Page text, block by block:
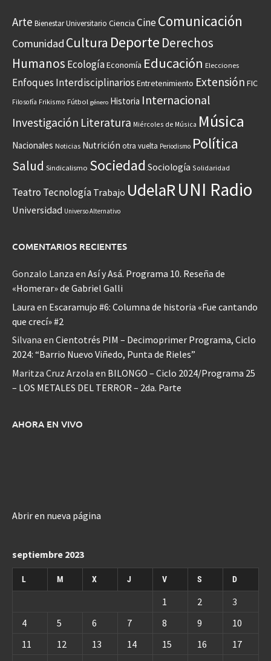
Arte Bienestar Universitario Ciencia CineComunicación
Comunidad Cultura Deporte Derechos
Humanos EcologíaEconomía Educación Elecciones
Enfoques Interdisciplinarios Entretenimiento Extensión FIC
Filosofía Frikismo Fútbol género Historia Internacional
Investigación Literatura Miércoles de Música Música
Nacionales Noticias Nutrición otra vuelta Periodismo Política
Salud Sindicalismo Sociedad Sociología Solidaridad
Teatro Tecnología Trabajo UdelaRUNI Radio
Universidad Universo Alternativo
COMENTARIOS RECIENTES
Gonzalo Lanza en Así y Asá. Programa 10. Reseña de
«Homerar» de Gabriel Galli
Laura en Escaramujo #6: Columna de historia «Fue cantando
que crecí» #2
Silvana en Cientotrés PIM – Decimoprimer Programa, Ciclo
2024: “Barrio Nuevo Viñedo, Punta de Rieles”
Maritza Cruz Arzola en BILONGO – Ciclo 2024/Programa 25
– LOS METALES DEL TERROR – 2da. Parte
AHORA EN VIVO
Abrir en nueva página
septiembre 2023
L M X J V S D
1 2
3
4
5 6 7 8 9
10
11
12 13 14 15 16
17